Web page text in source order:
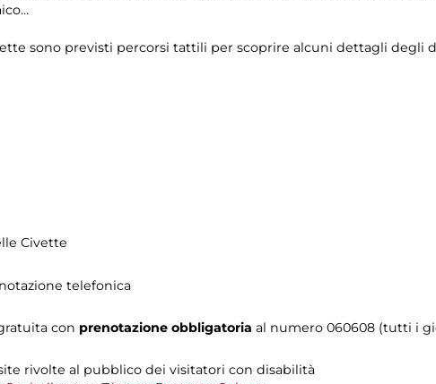
sono previsti percorsi tattili per scoprire alcuni dettagli degli
Civette
telefonica
con prenotazione obbligatoria al numero 060608 (tutti i
rivolte al pubblico dei visitatori con disabilità